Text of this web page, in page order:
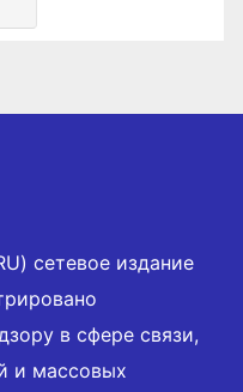
сетевое издание
в сфере связи,
и массовых